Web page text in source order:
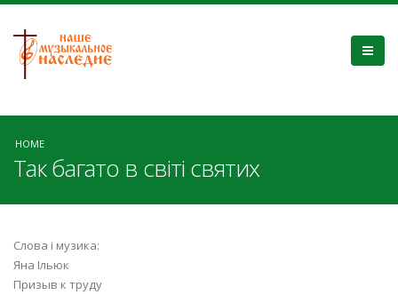
HOME
Так багато в світі святих
Слова і музика:
Яна Ільюк
Призыв к труду